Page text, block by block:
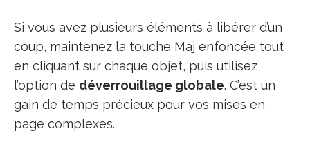
Si vous avez plusieurs éléments à libérer d’un
coup, maintenez la touche Maj enfoncée tout
en cliquant sur chaque objet, puis utilisez
l’option de déverrouillage globale. C’est un
gain de temps précieux pour vos mises en
page complexes.